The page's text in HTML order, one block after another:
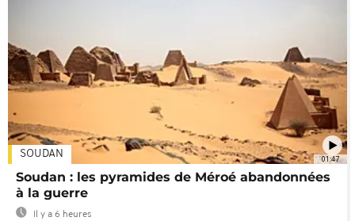
01:47
SOUDAN
Soudan : les pyramides de Méroé abandonnées
à la guerre
Il y a 6 heures